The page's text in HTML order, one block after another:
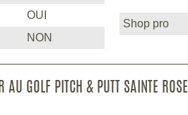
OUI
NON
Shop pro
AU GOLF PITCH & PUTT SAINTE ROSE